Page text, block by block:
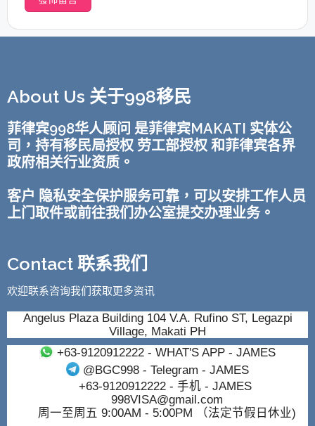
About Us 关于998移民
菲律宾998华人顾问 是菲律宾MAKATI 实体公
司，持有移民局授权 劳工部授权 和菲律宾各界
政府相关行业资质。
客户 隐私安全保护服务可靠，可以安排工作人员
上门取件或前往我们办公室提交办理业务。
Contact 联系我们
欢迎联系咨询我们获取更多资讯
Angelus Plaza Building 104 V.A. Rufino ST, Legazpi
Village, Makati PH
+63-9120912222- WHAT'S APP - JAMES
@BGC998 - Telegram - JAMES
+63-9120912222- 手机 - JAMES
998VISA@gmail.com
周一至周五 9:00AM - 5:00PM （法定节假日休业)